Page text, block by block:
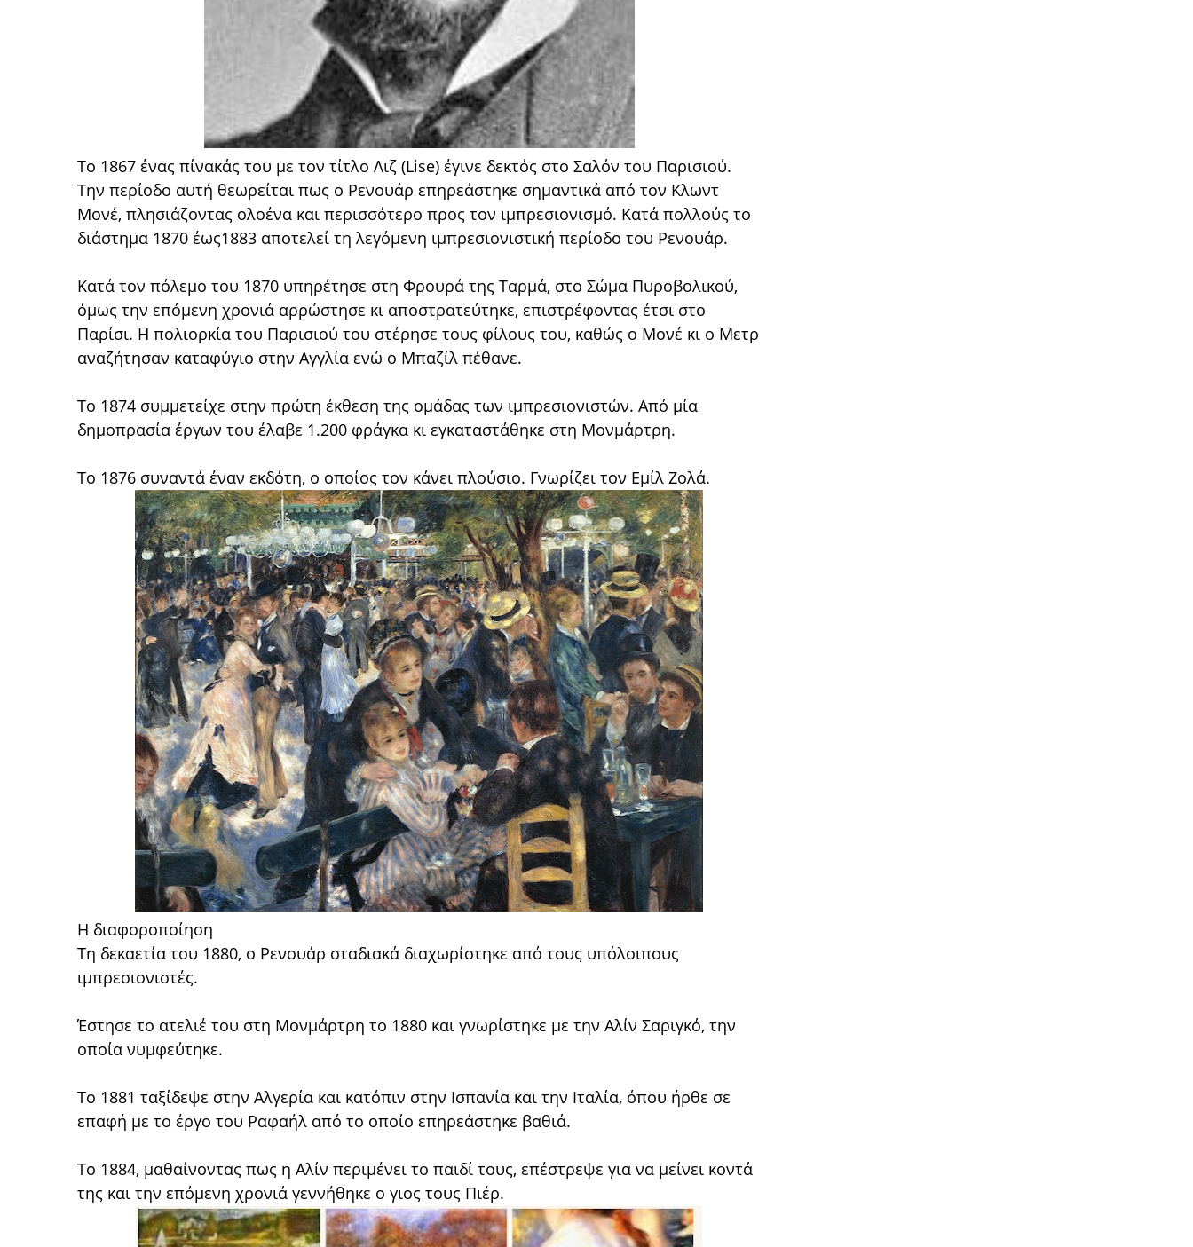
Το 1867 ένας πίνακάς του με τον τίτλο Λιζ (Lise) έγινε δεκτός στο Σαλόν του Παρισιού.
Την περίοδο αυτή θεωρείται πως ο Ρενουάρ επηρεάστηκε σημαντικά από τον Κλωντ
Μονέ, πλησιάζοντας ολοένα και περισσότερο προς τον ιμπρεσιονισμό. Κατά πολλούς το
διάστημα 1870 έως1883 αποτελεί τη λεγόμενη ιμπρεσιονιστική περίοδο του Ρενουάρ.
Κατά τον πόλεμο του 1870 υπηρέτησε στη Φρουρά της Ταρμά, στο Σώμα Πυροβολικού,
όμως την επόμενη χρονιά αρρώστησε κι αποστρατεύτηκε, επιστρέφοντας έτσι στο
Παρίσι. Η πολιορκία του Παρισιού του στέρησε τους φίλους του, καθώς ο Μονέ κι ο Μετρ
αναζήτησαν καταφύγιο στην Αγγλία ενώ ο Μπαζίλ πέθανε.
Το 1874 συμμετείχε στην πρώτη έκθεση της ομάδας των ιμπρεσιονιστών. Από μία
δημοπρασία έργων του έλαβε 1.200 φράγκα κι εγκαταστάθηκε στη Μονμάρτρη.
Το 1876 συναντά έναν εκδότη, ο οποίος τον κάνει πλούσιο. Γνωρίζει τον Εμίλ Ζολά.
Η διαφοροποίηση
Τη δεκαετία του 1880, ο Ρενουάρ σταδιακά διαχωρίστηκε από τους υπόλοιπους
ιμπρεσιονιστές.
Έστησε το ατελιέ του στη Μονμάρτρη το 1880 και γνωρίστηκε με την Αλίν Σαριγκό, την
οποία νυμφεύτηκε.
Το 1881 ταξίδεψε στην Αλγερία και κατόπιν στην Ισπανία και την Ιταλία, όπου ήρθε σε
επαφή με το έργο του Ραφαήλ από το οποίο επηρεάστηκε βαθιά.
Το 1884, μαθαίνοντας πως η Αλίν περιμένει το παιδί τους, επέστρεψε για να μείνει κοντά
της και την επόμενη χρονιά γεννήθηκε ο γιος τους Πιέρ.